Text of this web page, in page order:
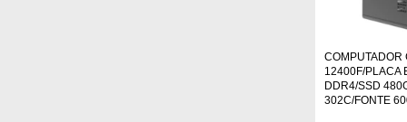
COMPUTADOR
12400F/PLACA
DDR4/SSD
302C/FONTE